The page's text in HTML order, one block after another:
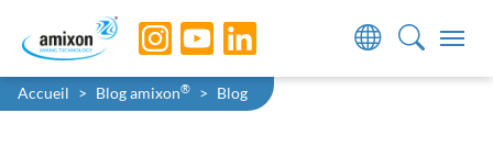
Skip to main navigation
Skip to main content
Skip to page footer
You are here:
Accueil Blog amixon® Blog